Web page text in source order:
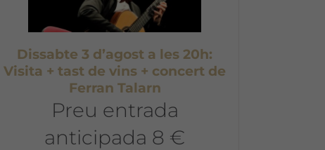
Dissabte 3 d’agost a les 20h:
Visita + tast de vins + concert de
Ferran Talarn
Preu entrada
anticipada 8 €